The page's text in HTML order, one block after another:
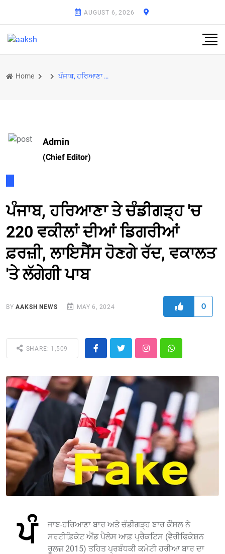
AUGUST 6, 2026
Home ਪੰਜਾਬ, ਹਰਿਆਣਾ ਤੇ ਚੰਡੀਗੜ੍ਹ 'ਚ 220 ਵਕੀਲਾਂ ਦੀਆਂ ਡਿਗਰੀਆਂ ਫ਼ਰਜ਼ੀ, ਲਾਇਸੈਂਸ ਹੋਣਗੇ ਰੱਦ, ਵਕਾਲਤ 'ਤੇ ਲੱਗੇਗੀ ਪਾਬ
Admin
(Chief Editor)
ਪੰਜਾਬ, ਹਰਿਆਣਾ ਤੇ ਚੰਡੀਗੜ੍ਹ 'ਚ
220 ਵਕੀਲਾਂ ਦੀਆਂ ਡਿਗਰੀਆਂ
ਫ਼ਰਜ਼ੀ, ਲਾਇਸੈਂਸ ਹੋਣਗੇ ਰੱਦ, ਵਕਾਲਤ
'ਤੇ ਲੱਗੇਗੀ ਪਾਬ
BYAAKSH NEWS MAY 6, 2024 0
SHARE: 1,509
ਪੰ
ਜਾਬ-ਹਰਿਆਣਾ ਬਾਰ ਅਤੇ ਚੰਡੀਗੜ੍ਹ ਬਾਰ ਕੌਂਸਲ ਨੇ
ਸਰਟੀਫ਼ਿਕੇਟ ਐਂਡ ਪੈਲੇਸ ਆਫ਼ ਪ੍ਰੈਕਟਿਸ (ਵੈਰੀਫਿਕੇਸ਼ਨ
ਰੂਲਜ਼ 2015) ਤਹਿਤ ਪ੍ਰਬੰਧਕੀ ਕਮੇਟੀ ਹਰੀਆ ਬਾਰ ਦਾ